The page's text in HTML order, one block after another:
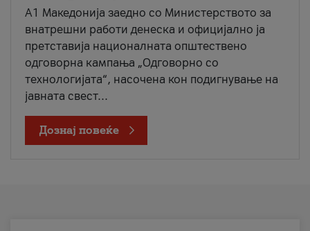
A1 Македонија заедно со Министерството за
внатрешни работи денеска и официјално ја
претставија националната општествено
одговорна кампања „Одговорно со
технологијата“, насочена кон подигнување на
јавната свест...
Дознај повеќе